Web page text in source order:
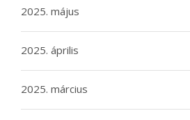
2025. május
2025. április
2025. március